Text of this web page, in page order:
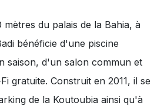
mètres du palais de la Bahia, à
bénéficie d'une piscine
saison, d'un salon commun et
gratuite. Construit en 2011, il se
de la Koutoubia ainsi qu'à